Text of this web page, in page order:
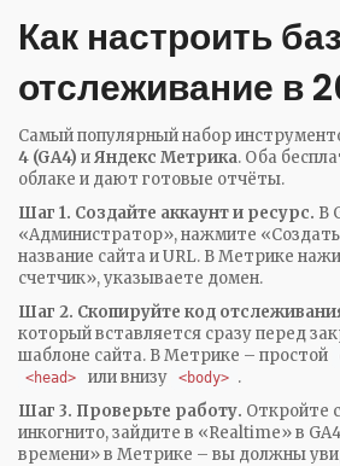
Как настроить
отслеживание в
Самый популярный набор
4 (GA4) иЯндекс Метрика. Оба
облаке и дают готовые отчёты.
Шаг 1. Создайте аккаунт и ресурс. В
«Администратор», нажмите
название сайта и URL. В Метрике
счетчик», указываете домен.
Шаг 2. Скопируйте код
который вставляется сразу перед
шаблоне сайта. В Метрике – простой
<head> или внизу <body> .
Шаг 3. Проверьте работу. Откройте
инкогнито, зайдите в «Realtime» в
времени» в Метрике – вы должны